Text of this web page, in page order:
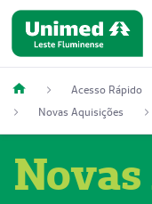
Acesso Rápido
Novas Aquisições